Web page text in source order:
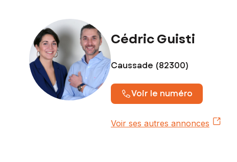
Cédric Guisti
Caussade (82300)
Voir le numéro
Voir ses autres annonces